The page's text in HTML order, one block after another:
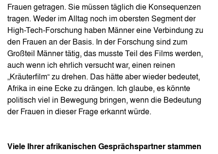
Frauen getragen. Sie müssen täglich die Konsequenzen
tragen. Weder im Alltag noch im obersten Segment der
High-Tech-Forschung haben Männer eine Verbindung zu
den Frauen an der Basis. In der Forschung sind zum
Großteil Männer tätig, das musste Teil des Films werden,
auch wenn ich ehrlich versucht war, einen reinen
„Kräuterfilm“ zu drehen. Das hätte aber wieder bedeutet,
Afrika in eine Ecke zu drängen. Ich glaube, es könnte
politisch viel in Bewegung bringen, wenn die Bedeutung
der Frauen in dieser Frage erkannt würde.
Viele Ihrer afrikanischen Gesprächspartner stammen